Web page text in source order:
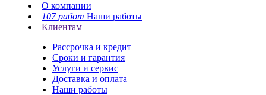
О компании
107 работ Наши работы
Клиентам
Рассрочка и кредит
Сроки и гарантия
Услуги и сервис
Доставка и оплата
Наши работы